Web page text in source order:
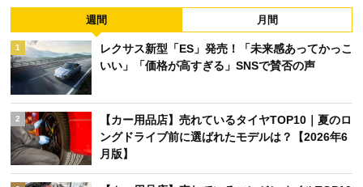
週間 月間
1
レクサス新型「ES」発売！「未来感あってかっこ
いい」「価格が高すぎる」SNSで賛否の声
2
【カー用品店】売れているタイヤTOP10｜夏のロ
ングドライブ前に選ばれたモデルは？【2026年6
月版】